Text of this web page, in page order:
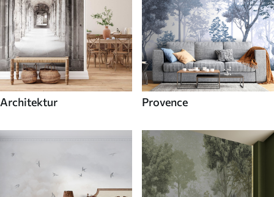
Architektur Provence